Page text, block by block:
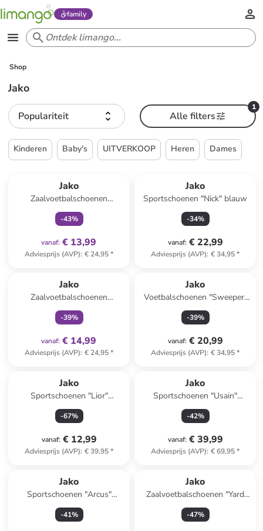
family
Shop
Jako
Populariteit
1
Alle filters
Kinderen Baby's UITVERKOOP Heren Dames
Jako
Zaalvoetbalschoenen
"Winger" rood
-43%
vanaf: € 13,99
Adviesprijs (AVP): € 24,95*
Jako
Sportschoenen "Nick" blauw
-34%
vanaf: € 22,99
Adviesprijs (AVP): € 34,95*
Jako
Zaalvoetbalschoenen
"Winger" geel
-39%
vanaf: € 14,99
Adviesprijs (AVP): € 24,95*
Jako
Voetbalschoenen "Sweeper"
goudkleurig
-39%
vanaf: € 20,99
Adviesprijs (AVP): € 34,95*
Jako
Sportschoenen "Lior"
donkerblauw
-67%
vanaf: € 12,99
Adviesprijs (AVP): € 39,95*
Jako
Sportschoenen "Usain"
blauw/geel
-42%
vanaf: € 39,99
Adviesprijs (AVP): € 69,95*
Jako
Sportschoenen "Arcus"
wit/grijs
-41%
Jako
Zaalvoetbalschoenen "Yard
Pro" zwart
-47%